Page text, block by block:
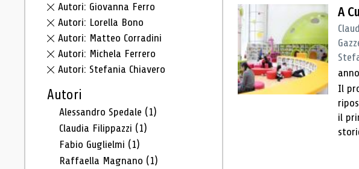
Autori: Giovanna Ferro
Autori: Lorella Bono
Autori: Matteo Corradini
Autori: Michela Ferrero
Autori: Stefania Chiavero
Autori
Alessandro Spedale (1)
Claudia Filippazzi (1)
Fabio Guglielmi (1)
Raffaella Magnano (1)
A
Il
il